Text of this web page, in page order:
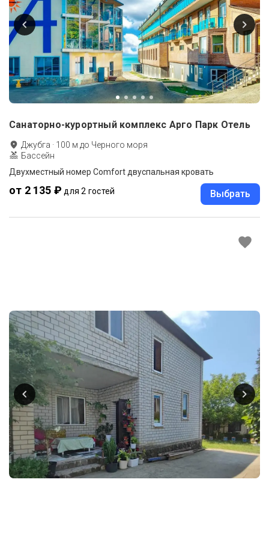
Санаторно-курортный комплекс Арго Парк Отель
Джубга · 100 м до Черного моря
Бассейн
Двухместный номер Comfort двуспальная кровать
от 2 135 ₽ для 2 гостей Выбрать